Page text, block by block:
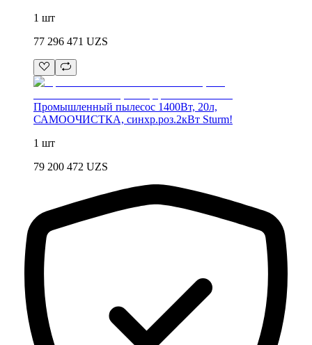
1 шт
77 296 471 UZS
Промышленный пылесос 1400Вт, 20л,
САМООЧИСТКА, синхр.роз.2кВт Sturm!
1 шт
79 200 472 UZS